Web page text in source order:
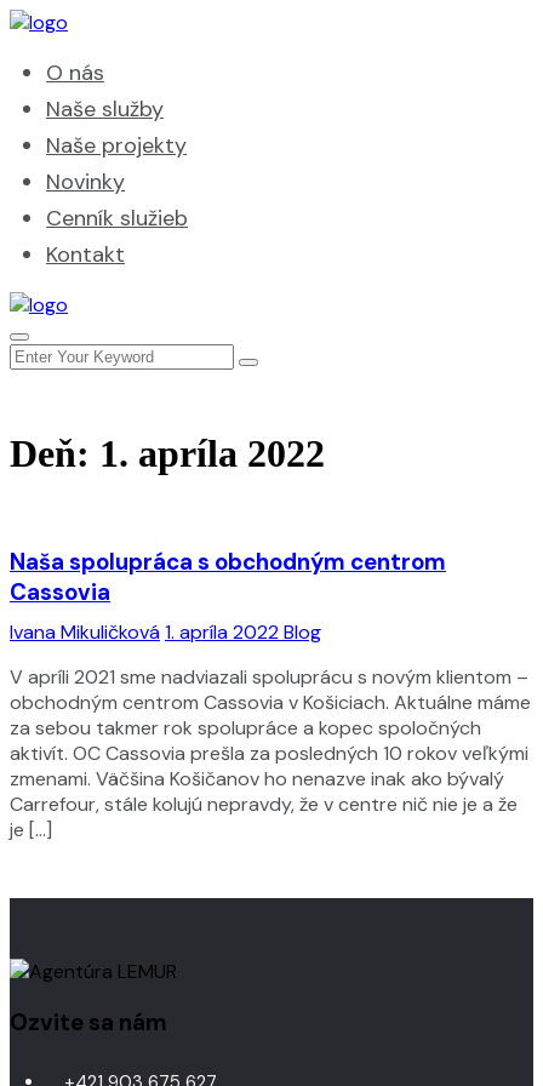
O nás
Naše služby
Naše projekty
Novinky
Cenník služieb
Kontakt
Deň: 1. apríla 2022
Ivana Mikuličková1. apríla 2022Blog
Naša spolupráca s obchodným centrom
Cassovia
V apríli 2021 sme nadviazali spoluprácu s novým klientom –
obchodným centrom Cassovia v Košiciach. Aktuálne máme
za sebou takmer rok spolupráce a kopec spoločných
aktivít. OC Cassovia prešla za posledných 10 rokov veľkými
zmenami. Väčšina Košičanov ho nenazve inak ako bývalý
Carrefour, stále kolujú nepravdy, že v centre nič nie je a že
je […]
Ozvite sa nám